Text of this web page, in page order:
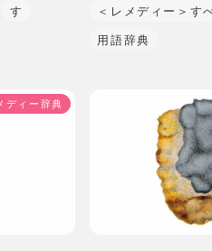
す ＜レメディー＞す
用語辞典
ディー辞典